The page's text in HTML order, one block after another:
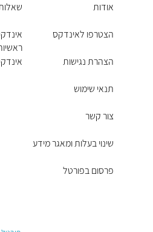
אודות
הצטרפו לאינדקס
הצהרת נגישות
תנאי שימוש
צור קשר
שינוי בעלות ומאגר מידע
פרסום בפורטל